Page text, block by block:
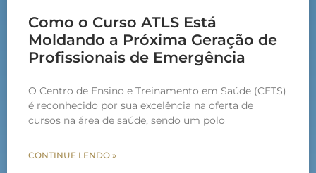
Como o Curso ATLS Está
Moldando a Próxima Geração de
Profissionais de Emergência
O Centro de Ensino e Treinamento em Saúde (CETS)
é reconhecido por sua excelência na oferta de
cursos na área de saúde, sendo um polo
CONTINUE LENDO »